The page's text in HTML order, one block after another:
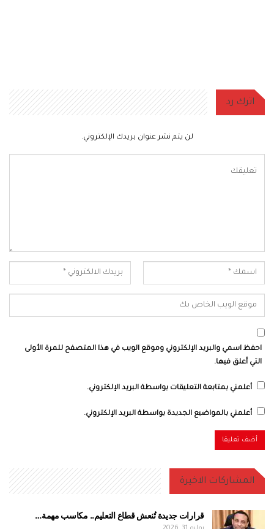
اترك رد
لن يتم نشر عنوان بريدك الإلكتروني.
احفظ اسمي والبريد الإلكتروني وموقع الويب في هذا المتصفح للمرة الأولى
التي أعلق فيها.
أعلمني بمتابعة التعليقات بواسطة البريد الإلكتروني.
أعلمني بالمواضيع الجديدة بواسطة البريد الإلكتروني.
المشاركات الاخيرة
قرارات جديدة تُنعش قطاع التعليم.. مكاسب مهمة…